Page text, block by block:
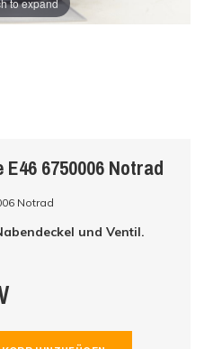
6750006 Notrad
Notrad
und Ventil.